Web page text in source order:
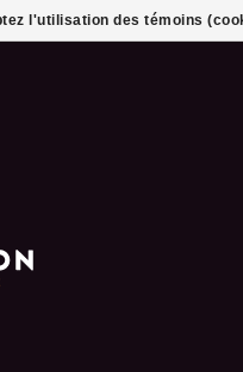
l'utilisation des témoins